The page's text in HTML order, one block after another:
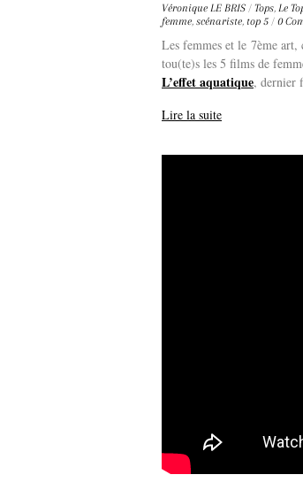
Véronique LE BRIS / Tops, Le
femme, scénariste, top 5 / 0
Les femmes et le 7ème art,
tou(te)s les 5 films de
L’effet aquatique, dernier
Lire la suite